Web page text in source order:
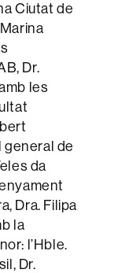
Ciutat de
Dr.
les
general de
da
Dra. Filipa
la
l’Hble.
Dr.